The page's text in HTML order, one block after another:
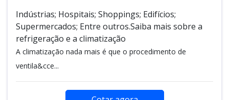
Indústrias; Hospitais; Shoppings; Edifícios;
Supermercados; Entre outros.Saiba mais sobre a
refrigeração e a climatização
A climatização nada mais é que o procedimento de
ventila&cce...